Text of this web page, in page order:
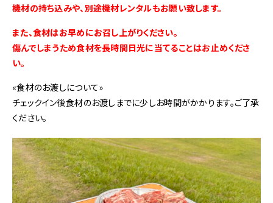
機材の持ち込みや、別途機材レンタルもお願い致します。
また、食材はお早めにお召し上がりください。
傷んでしまうため食材を長時間日光に当てることはお止めくださ
い。
«食材のお渡しについて»
チェックイン後食材のお渡しまでに少しお時間がかかります。ご了承
ください。